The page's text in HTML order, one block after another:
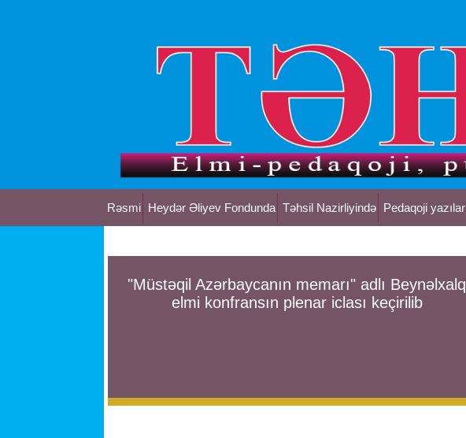
Rəsmi Heydər Əliyev Fondunda Təhsil Nazirliyində Pedaqoji yazılar
"Müstəqil Azərbaycanın memarı" adlı Beynəlxalq
elmi konfransın plenar iclası keçirilib